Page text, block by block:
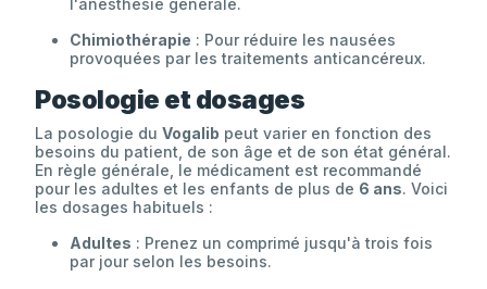
Chimiothérapie : Pour réduire les nausées
provoquées par les traitements anticancéreux.
Posologie et dosages
La posologie du Vogalib peut varier en fonction des
besoins du patient, de son âge et de son état général.
En règle générale, le médicament est recommandé
pour les adultes et les enfants de plus de 6 ans. Voici
les dosages habituels :
Adultes : Prenez un comprimé jusqu'à trois fois
par jour selon les besoins.